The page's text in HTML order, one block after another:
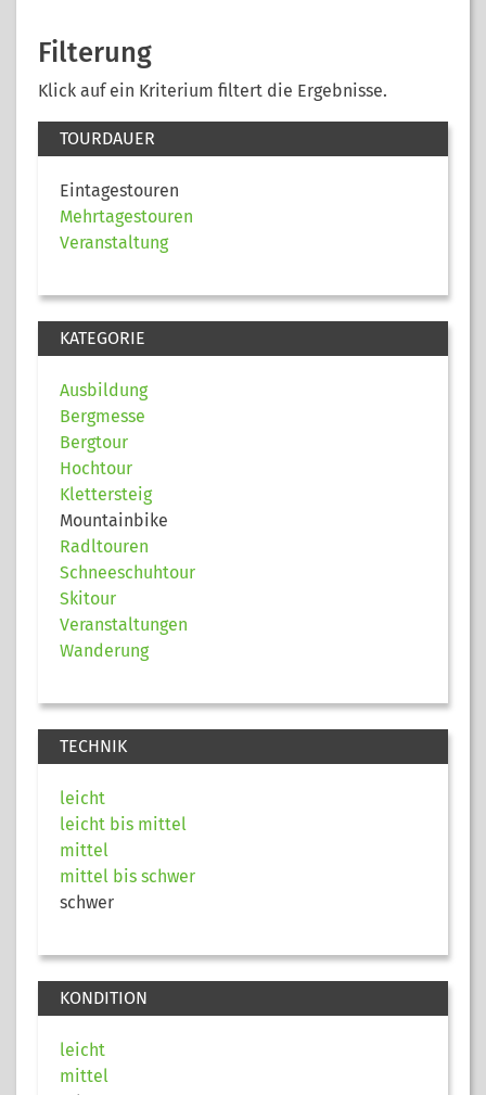
Filterung
Klick auf ein Kriterium filtert die Ergebnisse.
TOURDAUER
Eintagestouren
Mehrtagestouren
Veranstaltung
KATEGORIE
Ausbildung
Bergmesse
Bergtour
Hochtour
Klettersteig
Mountainbike
Radltouren
Schneeschuhtour
Skitour
Veranstaltungen
Wanderung
TECHNIK
leicht
leicht bis mittel
mittel
mittel bis schwer
schwer
KONDITION
leicht
mittel